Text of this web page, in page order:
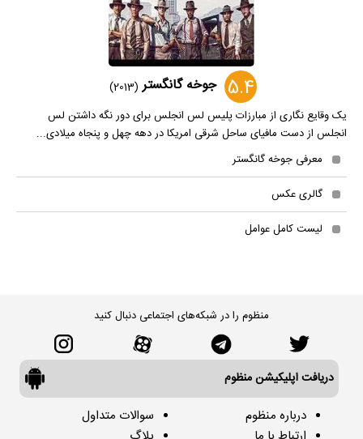
5.4 جوخه گانگستر (2013)
یک وقایع نگاری از مبارزات پلیس لس انجلس برای دور نگه داشتن لس
انجلس از دست مافیای ساحل شرقی امریکا در دهه چهل و پنجاه میلادی...
معرفی جوخه گانگستر
گالری عکس
لیست کامل عوامل
منظوم را در شبکه‌های اجتماعی دنبال کنید
دریافت اپلیکیشن منظوم
درباره منظوم
سوالات متداول